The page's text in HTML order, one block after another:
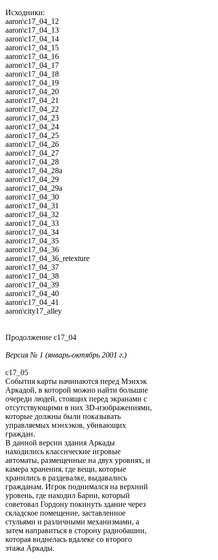
Исходники:
aaron\c17_04_12
aaron\c17_04_13
aaron\c17_04_14
aaron\c17_04_15
aaron\c17_04_16
aaron\c17_04_17
aaron\c17_04_18
aaron\c17_04_19
aaron\c17_04_20
aaron\c17_04_21
aaron\c17_04_22
aaron\c17_04_23
aaron\c17_04_24
aaron\c17_04_25
aaron\c17_04_26
aaron\c17_04_27
aaron\c17_04_28
aaron\c17_04_28a
aaron\c17_04_29
aaron\c17_04_29a
aaron\c17_04_30
aaron\c17_04_31
aaron\c17_04_32
aaron\c17_04_33
aaron\c17_04_34
aaron\c17_04_35
aaron\c17_04_36
aaron\c17_04_36_retexture
aaron\c17_04_37
aaron\c17_04_38
aaron\c17_04_39
aaron\c17_04_40
aaron\c17_04_41
aaron\city17_alley
Продолжение c17_04
Версия № 1 (январь-октябрь 2001 г.)
c17_05
События карты начинаются перед Мэнхэк
Аркадой, в которой можно найти большие
очереди людей, стоящих перед экранами с
отсутствующими в них 3D-изображениями,
которые должны были показывать
управляемых мэнхэков, убивающих
граждан.
В данной версии здания Аркады
находились классические игровые
автоматы, размещенные на двух уровнях, и
камера хранения, где вещи, которые
хранились в раздевалке, выдавались
гражданам. Игрок поднимался на верхний
уровень, где находил Барни, который
советовал Гордону покинуть здание через
складское помещение, заставленное
стульями и различными механизмами, а
затем направиться в сторону радиобашни,
которая виднелась вдалеке со второго
этажа Аркады.